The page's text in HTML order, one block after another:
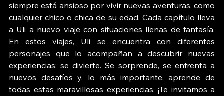
siempre está ansioso por vivir nuevas aventuras, como
cualquier chico o chica de su edad. Cada capítulo lleva
a Uli a nuevo viaje con situaciones llenas de fantasía.
En estos viajes, Uli se encuentra con diferentes
personajes que lo acompañan a descubrir nuevas
experiencias: se divierte. Se sorprende, se enfrenta a
nuevos desafíos y, lo más importante, aprende de
todas estas maravillosas experiencias. ¡Te invitamos a